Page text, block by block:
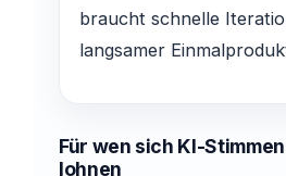
braucht schnelle
langsamer
Für wen sich KI-
lohnen